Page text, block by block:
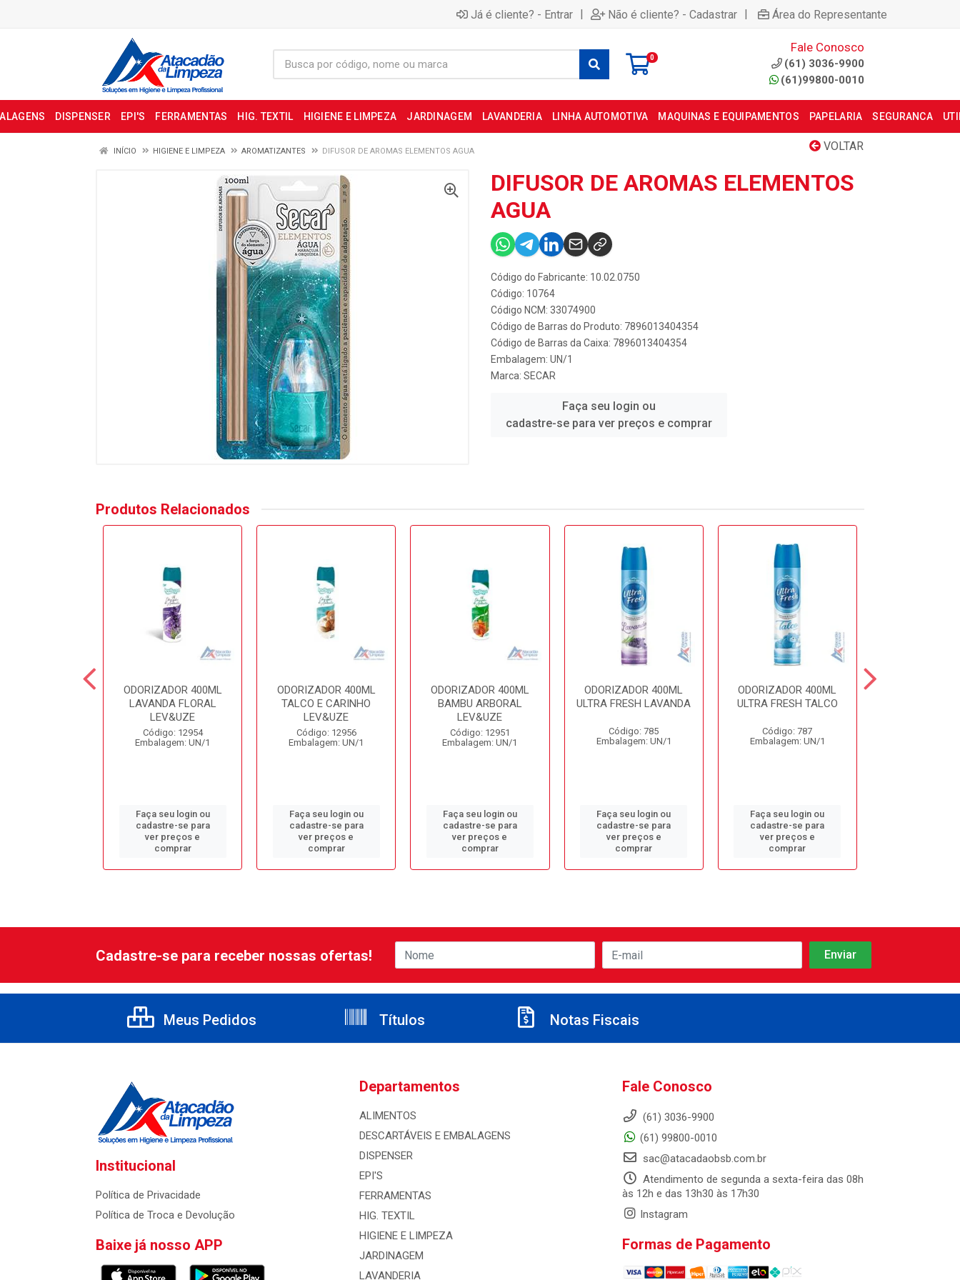
Já é cliente? - Entrar | Não é cliente? - Cadastrar | Área do Representante
0
Fale Conosco
(61) 3036-9900
(61)99800-0010
DISPENSER EPI'S FERRAMENTAS HIG. TEXTIL HIGIENE E LIMPEZA JARDINAGEM LAVANDERIA LINHA AUTOMOTIVA MAQUINAS E EQUIPAMENTOS PAPELARIA SEGURANCA
VOLTAR
INÍCIO HIGIENE E LIMPEZA AROMATIZANTES DIFUSOR DE AROMAS ELEMENTOS AGUA
DIFUSOR DE AROMAS ELEMENTOS
AGUA
Código do Fabricante: 10.02.0750
Código: 10764
Código NCM: 33074900
Código de Barras do Produto: 7896013404354
Código de Barras da Caixa: 7896013404354
Embalagem: UN/1
Marca: SECAR
Faça seu login ou
cadastre-se para ver preços e comprar
Produtos Relacionados
ODORIZADOR 400ML
LAVANDA FLORAL
LEV&UZE
Código: 12954
Embalagem: UN/1
Faça seu login ou
cadastre-se para
ver preços e
comprar
ODORIZADOR 400ML
TALCO E CARINHO
LEV&UZE
Código: 12956
Embalagem: UN/1
Faça seu login ou
cadastre-se para
ver preços e
comprar
ODORIZADOR 400ML
BAMBU ARBORAL
LEV&UZE
Código: 12951
Embalagem: UN/1
Faça seu login ou
cadastre-se para
ver preços e
comprar
ODORIZADOR 400ML
ULTRA FRESH LAVANDA
Código: 785
Embalagem: UN/1
Faça seu login ou
cadastre-se para
ver preços e
comprar
ODORIZADOR 400ML
ULTRA FRESH TALCO
Código: 787
Embalagem: UN/1
Faça seu login ou
cadastre-se para
ver preços e
comprar
Cadastre-se para receber nossas ofertas!
Meus Pedidos Títulos Notas Fiscais
Institucional
Política de Privacidade
Política de Troca e Devolução
Baixe já nosso APP
Departamentos
ALIMENTOS
DESCARTÁVEIS E EMBALAGENS
DISPENSER
EPI'S
FERRAMENTAS
HIG. TEXTIL
HIGIENE E LIMPEZA
JARDINAGEM
LAVANDERIA
Fale Conosco
(61) 3036-9900
(61) 99800-0010
sac@atacadaobsb.com.br
Atendimento de segunda a sexta-feira das 08h
às 12h e das 13h30 às 17h30
Instagram
Formas de Pagamento